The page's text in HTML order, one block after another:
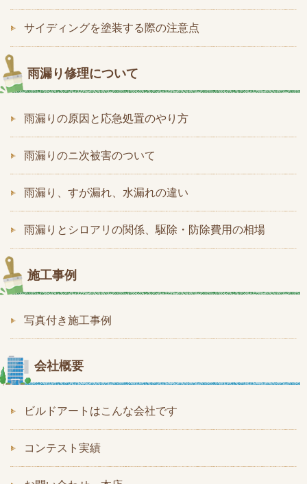
サイディングを塗装する際の注意点
雨漏り修理について
雨漏りの原因と応急処置のやり方
雨漏りのニ次被害のついて
雨漏り、すが漏れ、水漏れの違い
雨漏りとシロアリの関係、駆除・防除費用の相場
施工事例
写真付き施工事例
会社概要
ビルドアートはこんな会社です
コンテスト実績